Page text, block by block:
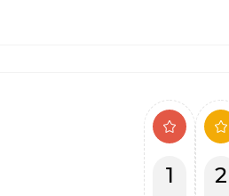
1 2